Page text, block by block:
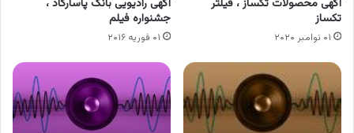
آگهی محصولات تکساز ، فیلتر
تکساز
۰۱ نوامبر ۲۰۲۰
آگهی رادیویی بانک پاسارگاد ،
جشنواره فیلم
۰۱ فوریه ۲۰۱۶